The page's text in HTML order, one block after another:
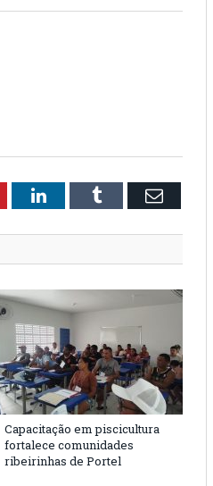
LinkedInTumblr Email
Capacitação em piscicultura
fortalece comunidades
ribeirinhas de Portel